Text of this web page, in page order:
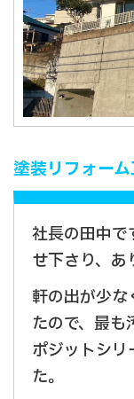
塗装リフォー
社長の田中で
せ下さり、あ
軒の出が少
たので、最
ポジットシリ
た。